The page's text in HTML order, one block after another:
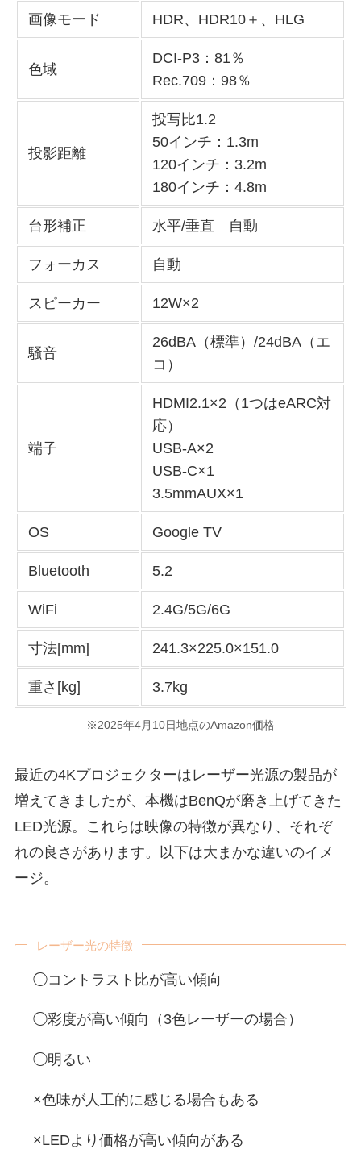
画像モード HDR、HDR10＋、HLG
色域
DCI-P3：81％
Rec.709：98％
投影距離
投写比1.2
50インチ：1.3m
120インチ：3.2m
180インチ：4.8m
台形補正 水平/垂直 自動
フォーカス 自動
スピーカー 12W×2
騒音
26dBA（標準）/24dBA（エ
コ）
端子
HDMI2.1×2（1つはeARC対
応）
USB-A×2
USB-C×1
3.5mmAUX×1
OS Google TV
Bluetooth 5.2
WiFi 2.4G/5G/6G
寸法[mm] 241.3×225.0×151.0
重さ[kg] 3.7kg
※2025年4月10日地点のAmazon価格
最近の4Kプロジェクターはレーザー光源の製品が
増えてきましたが、本機はBenQが磨き上げてきた
LED光源。これらは映像の特徴が異なり、それぞ
れの良さがあります。以下は大まかな違いのイメ
ージ。
レーザー光の特徴
◯コントラスト比が高い傾向
◯彩度が高い傾向（3色レーザーの場合）
◯明るい
×色味が人工的に感じる場合もある
×LEDより価格が高い傾向がある